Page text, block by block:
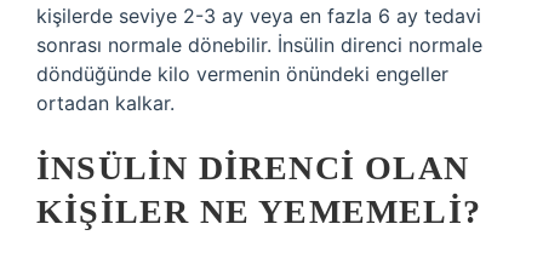
kişilerde seviye 2-3 ay veya en fazla 6 ay tedavi
sonrası normale dönebilir. İnsülin direnci normale
döndüğünde kilo vermenin önündeki engeller
ortadan kalkar.
İNSÜLIN DIRENCI OLAN
KIŞILER NE YEMEMELI?